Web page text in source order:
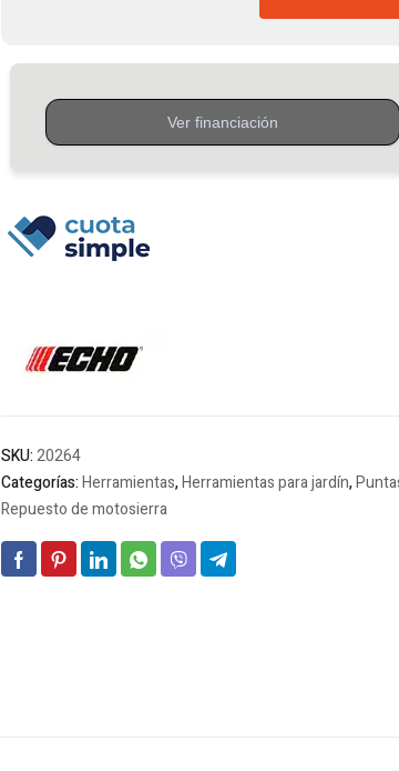
Echo
C37
cantidad
SKU:20264
Categorías:Herramientas,Herramientas para jardín,
Repuesto de motosierra